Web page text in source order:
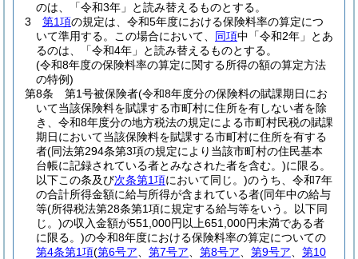
のは、「令和3年」と読み替えるものとする。
3
第1項の規定は、令和5年度における保険料率の算定につ
いて準用する。
この場合において、 同項中「令和2年」とあ
るのは、「令和4年」と読み替えるものとする。
(令和8年度の保険料率の算定に関する所得の額の算定方法
の特例)
第8条
第1号被保険者(令和8年度分の保険料の賦課期日にお
いて当該保険料を賦課する市町村に住所を有しない者を除
き、令和8年度分の地方税法の規定による市町村民税の賦課
期日において当該保険料を賦課する市町村に住所を有する
者(同法第294条第3項の規定により当該市町村の住民基本
台帳に記録されている者とみなされた者を含む。)に限る。
以下この条及び次条第1項において同じ。)のうち、令和7年
の合計所得金額に給与所得が含まれている者(同年中の給与
等(所得税法第28条第1項に規定する給与等をいう。以下同
じ。)の収入金額が551,000円以上651,000円未満である者
に限る。)の令和8年度における保険料率の算定についての
第4条第1項(第6号ア 第7号ア 第8号ア 第9号ア
第10